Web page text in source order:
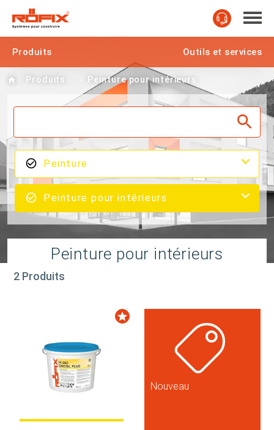
Produits Outils et services
Home
Produits Peinture pour intérieurs
Peinture
Peinture pour intérieurs
Peinture pour intérieurs
2 Produits
Nouveau